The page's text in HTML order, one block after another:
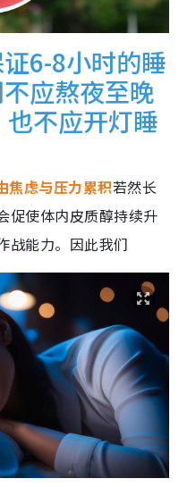
6-8小时的睡
应熬夜至晚
不应开灯睡
焦虑与压力累积若然长
促使体内皮质醇持续升
战能力。因此我们